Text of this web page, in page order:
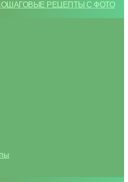
РЕЦЕПТЫ С ФОТО